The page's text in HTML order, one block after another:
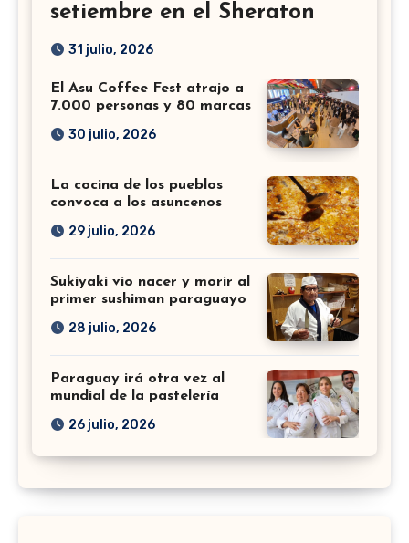
setiembre en el Sheraton
31 julio, 2026
El Asu Coffee Fest atrajo a
7.000 personas y 80 marcas
30 julio, 2026
La cocina de los pueblos
convoca a los asuncenos
29 julio, 2026
Sukiyaki vio nacer y morir al
primer sushiman paraguayo
28 julio, 2026
Paraguay irá otra vez al
mundial de la pastelería
26 julio, 2026